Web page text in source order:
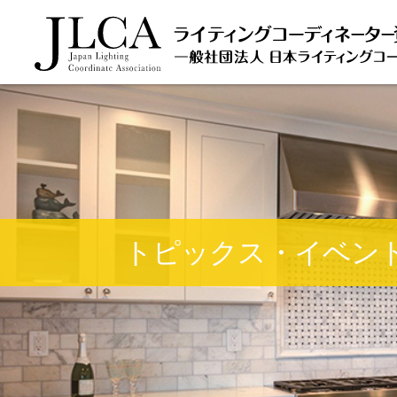
トピックス・イベン